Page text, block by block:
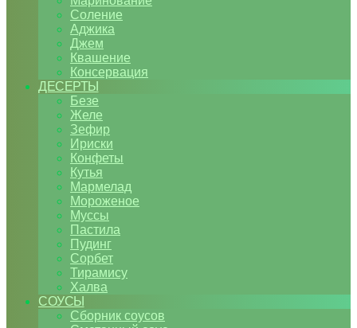
Соление
Аджика
Джем
Квашение
Консервация
ДЕСЕРТЫ
Безе
Желе
Зефир
Ириски
Конфеты
Кутья
Мармелад
Мороженое
Муссы
Пастила
Пудинг
Сорбет
Тирамису
Халва
СОУСЫ
Сборник соусов